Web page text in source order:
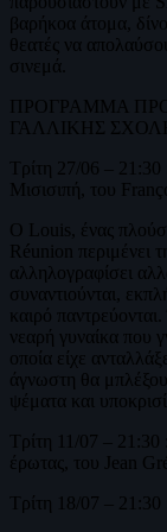
βαρήκοα άτομα,
θεατές να
σινεμά.
ΠΡΟΓΡΑΜΜΑ
ΓΑΛΛΙΚΗΣ
Τρίτη 27/06 –
Μισισιπή, του
Ο Louis, ένας
Réunion περιμένει
αλληλογραφίσει
συναντιούνται,
καιρό
νεαρή γυναίκα που
οποία είχε
άγνωστη θα
ψέματα και
Τρίτη 11/07 –
έρωτας, του Jean
Τρίτη 18/07 –